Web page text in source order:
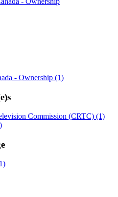
- Ownership (1)
Commission (CRTC) (1)